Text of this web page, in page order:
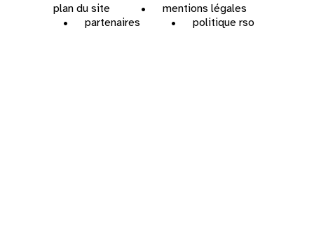
plan du site
mentions légales
partenaires
politique rso